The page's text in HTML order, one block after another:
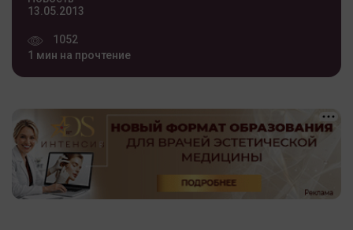
13.05.2013
1052
1 мин на прочтение